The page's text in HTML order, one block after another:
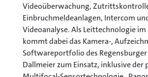
Videoüberwachung,
Einbruchmeldeanlagen, Intercom
Videoanalyse. Als Leittechnologie im
kommt dabei das Kamera-,
Softwareportfolio des
Dallmeier zum Einsatz, inklusive der